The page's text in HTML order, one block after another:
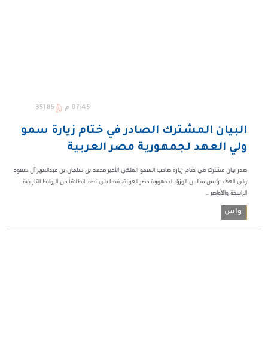
07:45 م 35186
البيان المشترك الصادر في ختام زيارة سمو
ولي العهد لجمهورية مصر العربية
صدر بيان مشترك في ختام زيارة صاحب السمو الملكي الأمير محمد بن سلمان بن عبدالعزيز آل سعود
ولي العهد رئيس مجلس الوزراء لجمهورية مصر العربية، فيما يلي نصه: انطلاقاً من الروابط التاريخية
الراسخة والأواصر ...
واس